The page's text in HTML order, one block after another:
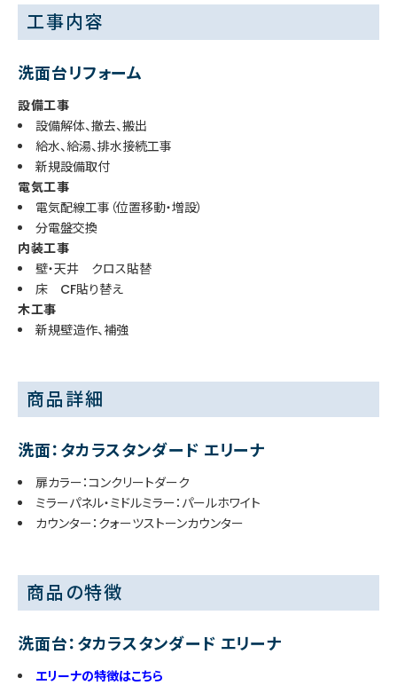
工事内容
洗面台リフォーム
設備工事
設備解体、撤去、搬出
給水、給湯、排水接続工事
新規設備取付
電気工事
電気配線工事（位置移動・増設）
分電盤交換
内装工事
壁・天井 クロス貼替
床 CF貼り替え
木工事
新規壁造作、補強
商品詳細
洗面：タカラスタンダード エリーナ
扉カラー：コンクリートダーク
ミラーパネル・ミドルミラー：パールホワイト
カウンター：クォーツストーンカウンター
商品の特徴
洗面台：タカラスタンダード エリーナ
エリーナの特徴はこちら